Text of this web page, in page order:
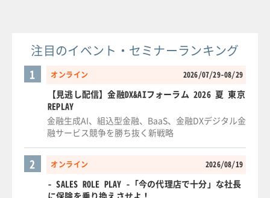
注目のイベント・セミナーランキング
オンライン 2026/07/29-08/29
1
【見逃し配信】金融DX&AIフォーラム 2026 夏 東京
REPLAY
金融生成AI、組込型金融、BaaS、金融DXデジタル金
融サービス競争を勝ち抜く新戦略
オンライン 2026/08/19
2
- SALES ROLE PLAY -「今の代理店で十分」な社長